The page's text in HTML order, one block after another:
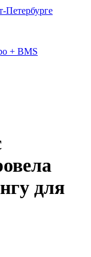
Петербурге
+ BMS
для